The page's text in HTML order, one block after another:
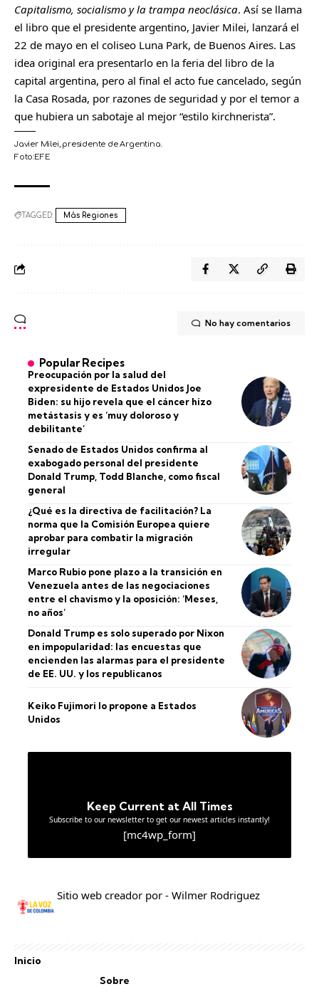
m
p
a
r
t
i
r
Capitalismo, socialismo y la trampa neoclásica. Así se llama
el libro que el presidente argentino, Javier Milei, lanzará el
22 de mayo en el coliseo Luna Park, de Buenos Aires. Las
idea original era presentarlo en la feria del libro de la
capital argentina, pero al final el acto fue cancelado, según
la Casa Rosada, por razones de seguridad y por el temor a
que hubiera un sabotaje al mejor “estilo kirchnerista”.
Javier Milei, presidente de Argentina.
Foto:EFE
o
t
r
TAGGED: Más Regiones
No hay comentarios
Popular Recipes
Preocupación por la salud del
expresidente de Estados Unidos Joe
Biden: su hijo revela que el cáncer hizo
metástasis y es ‘muy doloroso y
debilitante’
Senado de Estados Unidos confirma al
exabogado personal del presidente
Donald Trump, Todd Blanche, como fiscal
general
¿Qué es la directiva de facilitación? La
norma que la Comisión Europea quiere
aprobar para combatir la migración
irregular
Marco Rubio pone plazo a la transición en
Venezuela antes de las negociaciones
entre el chavismo y la oposición: ‘Meses,
no años’
Donald Trump es solo superado por Nixon
en impopularidad: las encuestas que
encienden las alarmas para el presidente
de EE. UU. y los republicanos
Keiko Fujimori lo propone a Estados
Unidos
Keep Current at All Times
Subscribe to our newsletter to get our newest articles instantly!
[mc4wp_form]
Sitio web creador por - Wilmer Rodriguez
Inicio
Sobre